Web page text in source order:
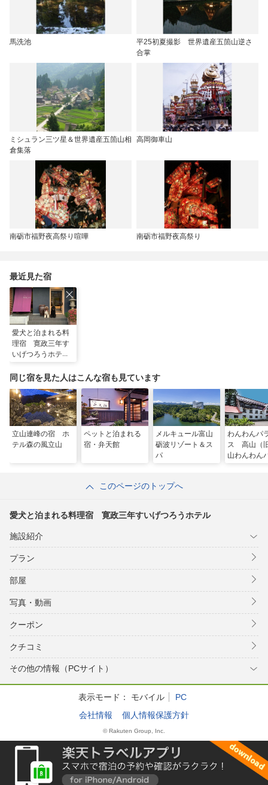
馬洗池
平25初夏撮影 世界遺産五箇山逆さ
合掌
ミシュラン三ツ星＆世界遺産五箇山相
倉集落
高岡御車山
南砺市福野夜高祭り喧嘩 南砺市福野夜高祭り
最近見た宿
愛犬と泊まれる料
理宿 寛政三年す
いげつろうホテル
同じ宿を見た人はこんな宿も見ています
立山連峰の宿 ホ
テル森の風立山
ペットと泊まれる
宿・弁天館
メルキュール富山
砺波リゾート＆ス
パ
わんわんパ
ス 高山（
山わんわん
このページのトップへ
愛犬と泊まれる料理宿 寛政三年すいげつろうホテル
施設紹介
プラン
部屋
写真・動画
クーポン
クチコミ
その他の情報（PCサイト）
表示モード： モバイル
PC
会社情報
個人情報保護方針
© Rakuten Group, Inc.